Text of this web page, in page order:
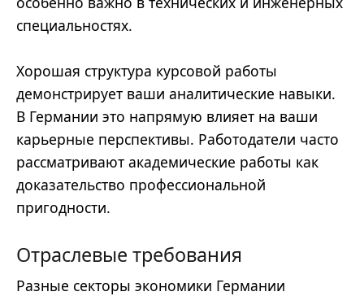
специальностях.
Хорошая структура курсовой работы
демонстрирует ваши аналитические навыки.
В Германии это напрямую влияет на ваши
карьерные перспективы. Работодатели часто
рассматривают академические работы как
доказательство профессиональной
пригодности.
Отраслевые требования
Разные секторы экономики Германии